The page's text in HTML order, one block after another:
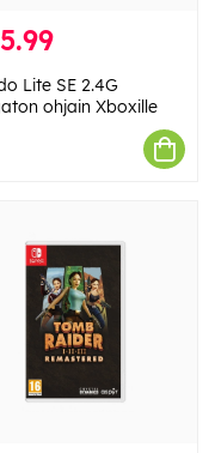
Lite SE 2.4G
ohjain Xboxille